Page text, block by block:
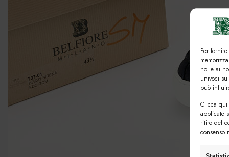
Per
noi e ai
univoci
può
Clicca qui
applicate
ritiro del
consenso